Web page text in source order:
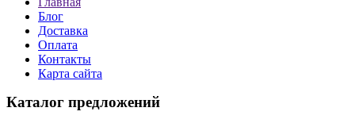
Блог
Доставка
Оплата
Контакты
Карта сайта
Каталог предложений